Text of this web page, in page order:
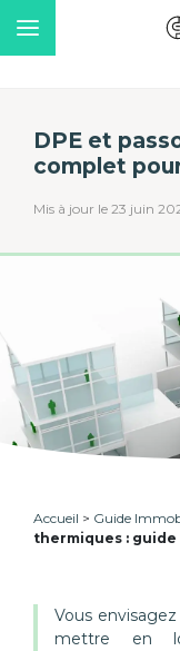
DPE et
complet
Mis à jour le 23 juin
Accueil Guide
thermiques :
Vous
mettre en